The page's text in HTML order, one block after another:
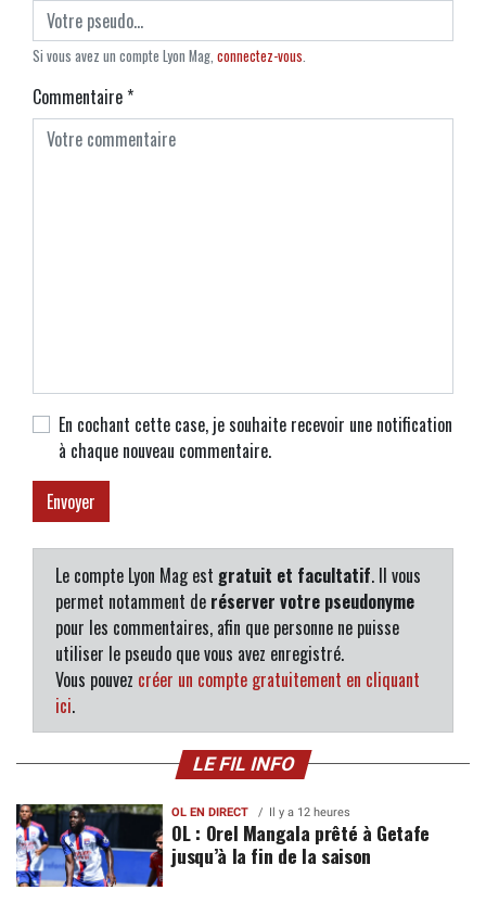
Si vous avez un compte Lyon Mag, connectez-vous.
Commentaire*
En cochant cette case, je souhaite recevoir une notification
à chaque nouveau commentaire.
Le compte Lyon Mag est gratuit et facultatif. Il vous
permet notamment de réserver votre pseudonyme
pour les commentaires, afin que personne ne puisse
utiliser le pseudo que vous avez enregistré.
Vous pouvez créer un compte gratuitement en cliquant
ici.
LE FIL INFO
OL EN DIRECT Il y a 12 heures
OL : Orel Mangala prêté à Getafe
jusqu’à la fin de la saison